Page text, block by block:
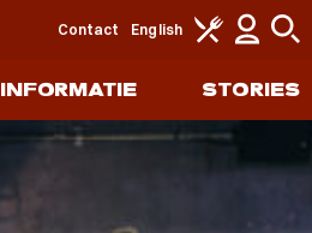
INFORMATIE STORIES
Contact English